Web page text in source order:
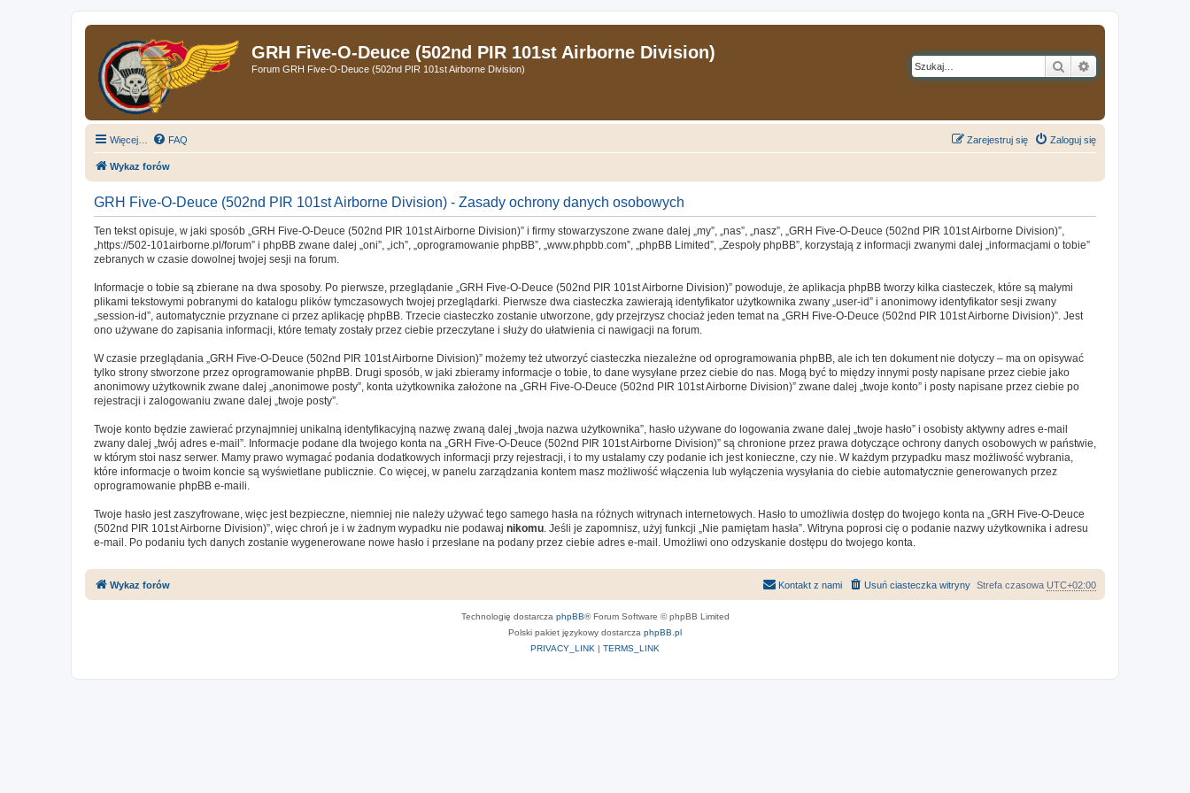
GRH Five-O-Deuce (502nd PIR 101st Airborne Division)
Forum GRH Five-O-Deuce (502nd PIR 101st Airborne Division) Szukaj
Więcej… FAQ Zaloguj się
Zarejestruj się
Wykaz forów
GRH Five-O-Deuce (502nd PIR 101st Airborne Division) - Zasady ochrony danych osobowych
Ten tekst opisuje, w jaki sposób „GRH Five-O-Deuce (502nd PIR 101st Airborne Division)” i firmy stowarzyszone zwane dalej „my”, „nas”, „nasz”, „GRH Five-O-Deuce (502nd PIR 101st Airborne Division)”,
„https://502-101airborne.pl/forum” i phpBB zwane dalej „oni”, „ich”, „oprogramowanie phpBB”, „www.phpbb.com”, „phpBB Limited”, „Zespoły phpBB”, korzystają z informacji zwanymi dalej „informacjami o tobie”
zebranych w czasie dowolnej twojej sesji na forum.
Informacje o tobie są zbierane na dwa sposoby. Po pierwsze, przeglądanie „GRH Five-O-Deuce (502nd PIR 101st Airborne Division)” powoduje, że aplikacja phpBB tworzy kilka ciasteczek, które są małymi
plikami tekstowymi pobranymi do katalogu plików tymczasowych twojej przeglądarki. Pierwsze dwa ciasteczka zawierają identyfikator użytkownika zwany „user-id” i anonimowy identyfikator sesji zwany
„session-id”, automatycznie przyznane ci przez aplikację phpBB. Trzecie ciasteczko zostanie utworzone, gdy przejrzysz chociaż jeden temat na „GRH Five-O-Deuce (502nd PIR 101st Airborne Division)”. Jest
ono używane do zapisania informacji, które tematy zostały przez ciebie przeczytane i służy do ułatwienia ci nawigacji na forum.
W czasie przeglądania „GRH Five-O-Deuce (502nd PIR 101st Airborne Division)” możemy też utworzyć ciasteczka niezależne od oprogramowania phpBB, ale ich ten dokument nie dotyczy – ma on opisywać
tylko strony stworzone przez oprogramowanie phpBB. Drugi sposób, w jaki zbieramy informacje o tobie, to dane wysyłane przez ciebie do nas. Mogą być to między innymi posty napisane przez ciebie jako
anonimowy użytkownik zwane dalej „anonimowe posty”, konta użytkownika założone na „GRH Five-O-Deuce (502nd PIR 101st Airborne Division)” zwane dalej „twoje konto” i posty napisane przez ciebie po
rejestracji i zalogowaniu zwane dalej „twoje posty”.
Twoje konto będzie zawierać przynajmniej unikalną identyfikacyjną nazwę zwaną dalej „twoja nazwa użytkownika”, hasło używane do logowania zwane dalej „twoje hasło” i osobisty aktywny adres e-mail
zwany dalej „twój adres e-mail”. Informacje podane dla twojego konta na „GRH Five-O-Deuce (502nd PIR 101st Airborne Division)” są chronione przez prawa dotyczące ochrony danych osobowych w państwie,
w którym stoi nasz serwer. Mamy prawo wymagać podania dodatkowych informacji przy rejestracji, i to my ustalamy czy podanie ich jest konieczne, czy nie. W każdym przypadku masz możliwość wybrania,
które informacje o twoim koncie są wyświetlane publicznie. Co więcej, w panelu zarządzania kontem masz możliwość włączenia lub wyłączenia wysyłania do ciebie automatycznie generowanych przez
oprogramowanie phpBB e-maili.
Twoje hasło jest zaszyfrowane, więc jest bezpieczne, niemniej nie należy używać tego samego hasła na różnych witrynach internetowych. Hasło to umożliwia dostęp do twojego konta na „GRH Five-O-Deuce
(502nd PIR 101st Airborne Division)”, więc chroń je i w żadnym wypadku nie podawaj nikomu. Jeśli je zapomnisz, użyj funkcji „Nie pamiętam hasła”. Witryna poprosi cię o podanie nazwy użytkownika i adresu
e-mail. Po podaniu tych danych zostanie wygenerowane nowe hasło i przesłane na podany przez ciebie adres e-mail. Umożliwi ono odzyskanie dostępu do twojego konta.
Wykaz forów Strefa czasowa UTC+02:00
Usuń ciasteczka witryny
Kontakt z nami
Technologię dostarcza phpBB® Forum Software © phpBB Limited
Polski pakiet językowy dostarcza phpBB.pl
PRIVACY_LINK | TERMS_LINK